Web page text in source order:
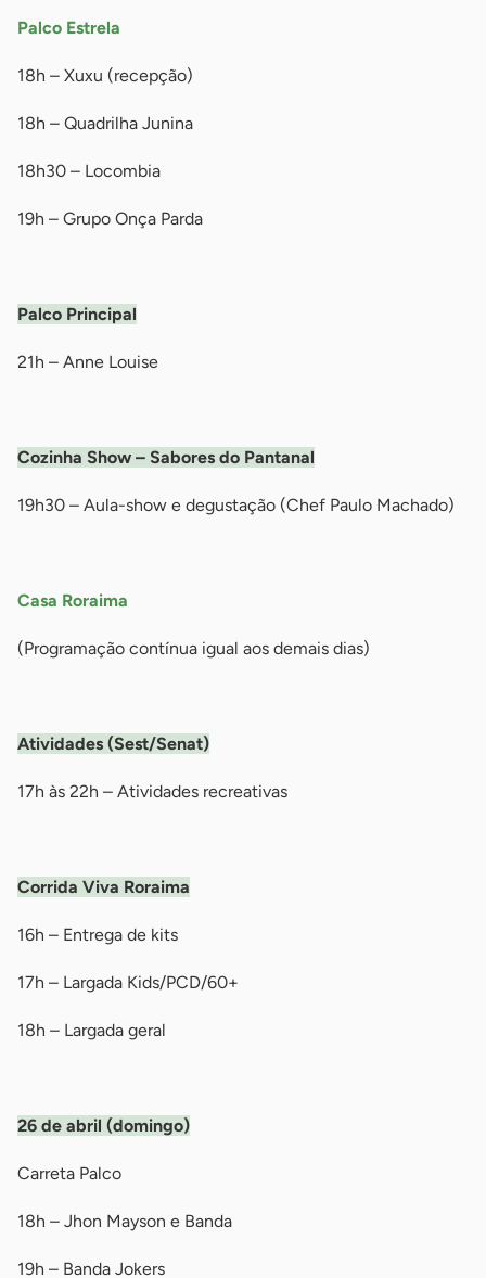
Palco Estrela
18h – Xuxu (recepção)
18h – Quadrilha Junina
18h30 – Locombia
19h – Grupo Onça Parda
Palco Principal
21h – Anne Louise
Cozinha Show – Sabores do Pantanal
19h30 – Aula-show e degustação (Chef Paulo Machado)
Casa Roraima
(Programação contínua igual aos demais dias)
Atividades (Sest/Senat)
17h às 22h – Atividades recreativas
Corrida Viva Roraima
16h – Entrega de kits
17h – Largada Kids/PCD/60+
18h – Largada geral
26 de abril (domingo)
Carreta Palco
18h – Jhon Mayson e Banda
19h – Banda Jokers